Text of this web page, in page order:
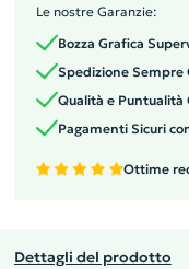
Le nostre Garanzie:
Bozza Grafica
Spedizione Sempre
Qualità e Puntualità
Pagamenti Sicuri
Ottime
Dettagli del prodotto